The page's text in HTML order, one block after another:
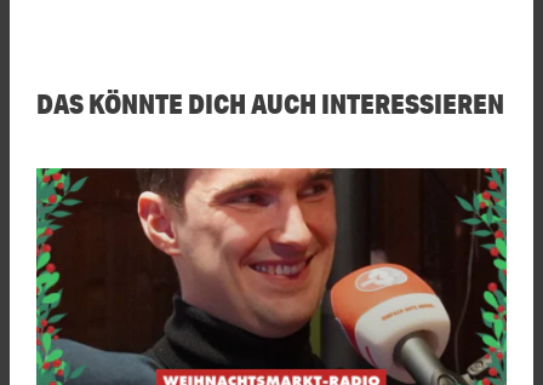
DAS KÖNNTE DICH AUCH INTERESSIEREN